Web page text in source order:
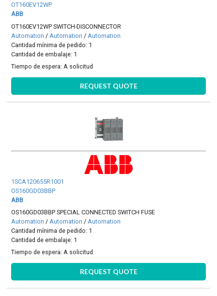
OT160EV12WP
ABB
OT160EV12WP SWITCH-DISCONNECTOR
Automation / Automation / Automation
Cantidad mínima de pedido: 1
Cantidad de embalaje: 1
Tiempo de espera:A solicitud
REQUEST QUOTE
1SCA120655R1001
OS160GD03BBP
ABB
OS160GD03BBP SPECIAL CONNECTED SWITCH FUSE
Automation /Automation /Automation
Cantidad mínima de pedido: 1
Cantidad de embalaje: 1
Tiempo de espera:A solicitud
REQUEST QUOTE